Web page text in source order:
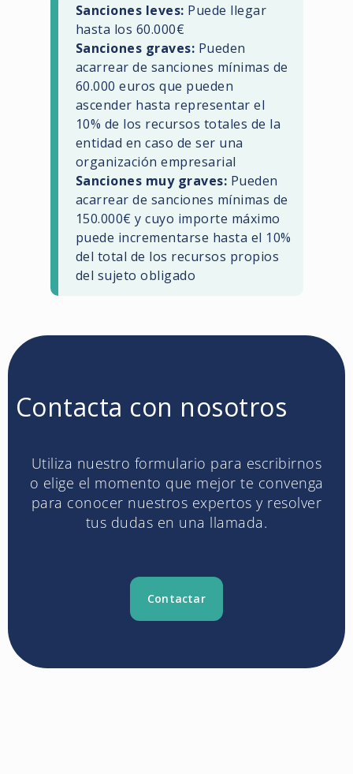
Sanciones leves: Puede llegar
hasta los 60.000€
Sanciones graves: Pueden
acarrear de sanciones mínimas de
60.000 euros que pueden
ascender hasta representar el
10% de los recursos totales de la
entidad en caso de ser una
organización empresarial
Sanciones muy graves: Pueden
acarrear de sanciones mínimas de
150.000€ y cuyo importe máximo
puede incrementarse hasta el 10%
del total de los recursos propios
del sujeto obligado
Contacta con nosotros
Utiliza nuestro formulario para escribirnos
o elige el momento que mejor te convenga
para conocer nuestros expertos y resolver
tus dudas en una llamada.
Contactar